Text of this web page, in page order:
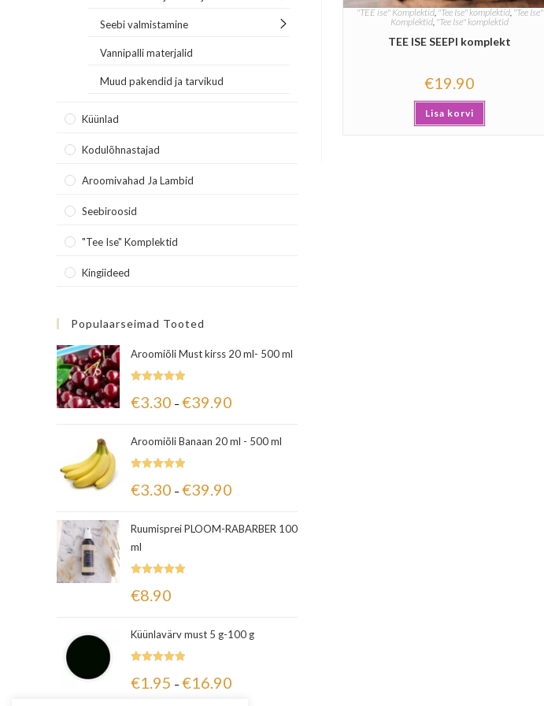
"TEE ise" Komplektid,"Tee Ise" komplektid,"Tee Ise"
Komplektid,"Tee Ise" komplektid
TEE ISE SEEPI komplekt
€19.90
Lisa korvi
Seebi valmistamine
Vannipalli materjalid
Muud pakendid ja tarvikud
Küünlad
Kodulõhnastajad
Aroomivahad Ja Lambid
Seebiroosid
"Tee Ise" Komplektid
Kingiideed
Populaarseimad Tooted
Aroomiõli Must kirss 20 ml- 500 ml
5.00/ 5
€3.30 –€39.90
Aroomiõli Banaan 20 ml - 500 ml
5.00/ 5
€3.30 –€39.90
Ruumisprei PLOOM-RABARBER 100
ml
5.00/ 5
€8.90
Küünlavärv must 5 g-100 g
5.00/ 5
€1.95 –€16.90